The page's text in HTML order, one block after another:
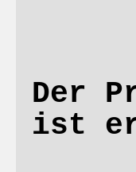
Der
ist